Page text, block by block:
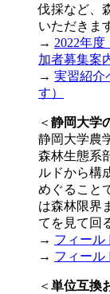
伐採など、
いただきま
→ 2022年
加者募集案
→ 実習紹介
す）
＜ 静岡大学
静岡大学農
森林生態系
ルドから構
めぐること
は森林限界
てを見て回
→ フィール
→ フィール
＜ 単位互換